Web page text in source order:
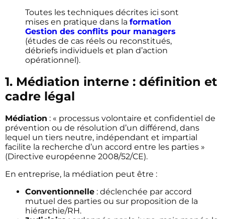
Toutes les techniques décrites ici sont
mises en pratique dans la formation
Gestion des conflits pour managers
(études de cas réels ou reconstitués,
débriefs individuels et plan d’action
opérationnel).
1. Médiation interne : définition et
cadre légal
Médiation : « processus volontaire et confidentiel de
prévention ou de résolution d’un différend, dans
lequel un tiers neutre, indépendant et impartial
facilite la recherche d’un accord entre les parties »
(Directive européenne 2008/52/CE).
En entreprise, la médiation peut être :
Conventionnelle : déclenchée par accord
mutuel des parties ou sur proposition de la
hiérarchie/RH.